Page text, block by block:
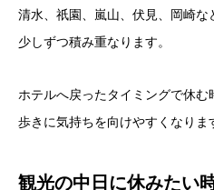
清水、祇園、嵐山、伏見、岡崎
少しずつ積み重なります。
ホテルへ戻ったタイミングで休
歩きに気持ちを向けやすくなりま
観光の中日に休みたい